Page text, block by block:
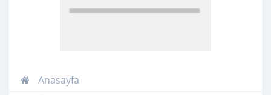
Anasayfa